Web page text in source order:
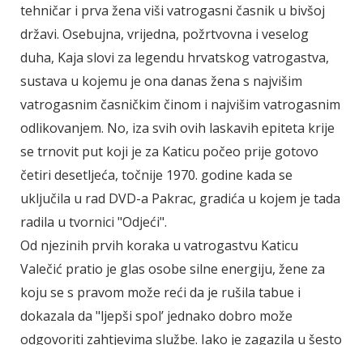
tehničar i prva žena viši vatrogasni časnik u bivšoj
državi. Osebujna, vrijedna, požrtvovna i veselog
duha, Kaja slovi za legendu hrvatskog vatrogastva,
sustava u kojemu je ona danas žena s najvišim
vatrogasnim časničkim činom i najvišim vatrogasnim
odlikovanjem. No, iza svih ovih laskavih epiteta krije
se trnovit put koji je za Katicu počeo prije gotovo
četiri desetljeća, točnije 1970. godine kada se
uključila u rad DVD-a Pakrac, gradića u kojem je tada
radila u tvornici "Odjeći".
Od njezinih prvih koraka u vatrogastvu Katicu
Valečić pratio je glas osobe silne energiju, žene za
koju se s pravom može reći da je rušila tabue i
dokazala da "ljepši spol’ jednako dobro može
odgovoriti zahtjevima službe. Iako je zagazila u šesto